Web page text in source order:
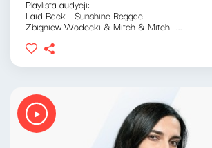
Playlista audycji:
Laid Back - Sunshine Reggae
Zbigniew Wodecki & Mitch & Mitch -...